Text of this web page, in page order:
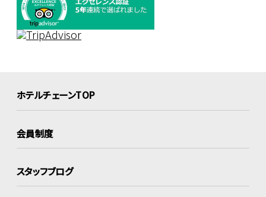
ホテルチェーンTOP
会員制度
スタッフブログ